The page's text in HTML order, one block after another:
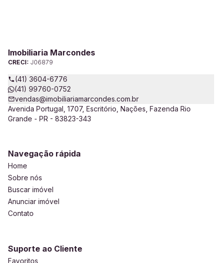
Imobiliaria Marcondes
CRECI: J06879
(41) 3604-6776
(41) 99760-0752
vendas@imobiliariamarcondes.com.br
Avenida Portugal, 1707, Escritório, Nações, Fazenda Rio
Grande - PR - 83823-343
Navegação rápida
Home
Sobre nós
Buscar imóvel
Anunciar imóvel
Contato
Suporte ao Cliente
Favoritos